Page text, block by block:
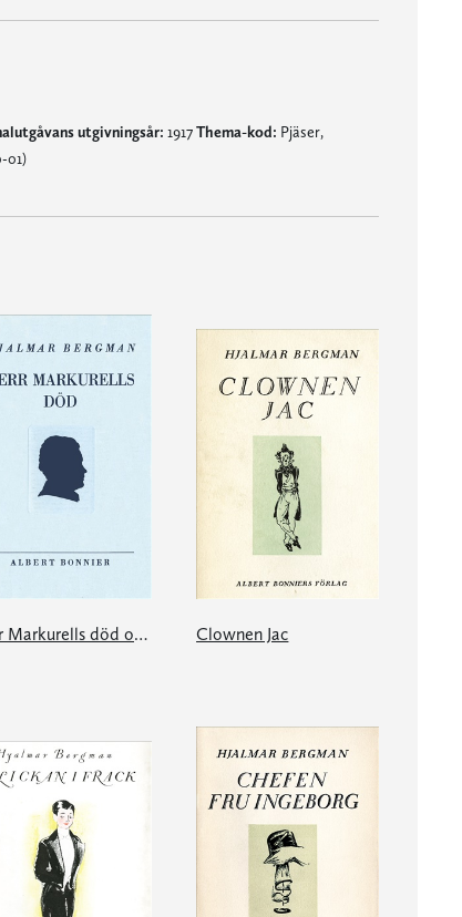
utgivningsår: 1917Thema-kod: Pjäser,
01)
Herr Markurells död och andra noveller Clownen Jac